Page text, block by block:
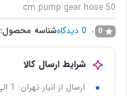
50 cm pump gear hose
0
0 دیدگاهشناسه محصول:
شرایط ارسال کالا
ارسال از انبار تهران: 1 الی 2 روز کاری